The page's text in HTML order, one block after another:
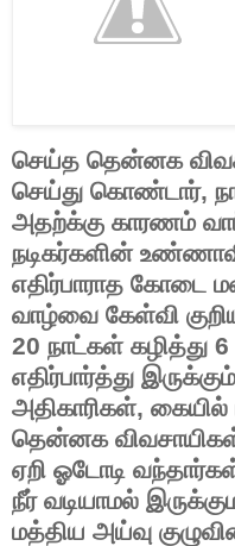
செய்த தென்னக
செய்து கொண்டார்,
அதற்க்கு காரணம்
நடிகர்களின்
எதிர்பாராத கோடை
வாழ்வை கேள்வி
20 நாட்கள் கழித்து
எதிர்பார்த்து
அதிகாரிகள், கையில்
தென்னக விவசாயிகள்
ஏறி ஓடோடி
நீர் வடியாமல்
மத்திய அய்வு